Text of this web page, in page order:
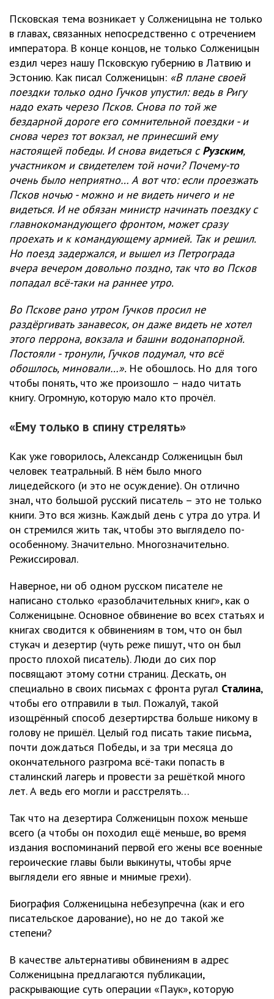
Псковская тема возникает у Солженицына не только
в главах, связанных непосредственно с отречением
императора. В конце концов, не только Солженицын
ездил через нашу Псковскую губернию в Латвию и
Эстонию. Как писал Солженицын: «В плане своей
поездки только одно Гучков упустил: ведь в Ригу
надо ехать черезо Псков. Снова по той же
бездарной дороге его сомнительной поездки - и
снова через тот вокзал, не принесший ему
настоящей победы. И снова видеться сРузским,
участником и свидетелем той ночи? Почему-то
очень было неприятно… А вот что: если проезжать
Псков ночью - можно и не видеть ничего и не
видеться. И не обязан министр начинать поездку с
главнокомандующего фронтом, может сразу
проехать и к командующему армией. Так и решил.
Но поезд задержался, и вышел из Петрограда
вчера вечером довольно поздно, так что во Псков
попадал всё-таки на раннее утро.
Во Пскове рано утром Гучков просил не
раздёргивать занавесок, он даже видеть не хотел
этого перрона, вокзала и башни водонапорной.
Постояли - тронули, Гучков подумал, что всё
обошлось, миновали…». Не обошлось. Но для того
чтобы понять, что же произошло – надо читать
книгу. Огромную, которую мало кто прочёл.
«Ему только в спину стрелять»
Как уже говорилось, Александр Солженицын был
человек театральный. В нём было много
лицедейского (и это не осуждение). Он отлично
знал, что большой русский писатель – это не только
книги. Это вся жизнь. Каждый день с утра до утра. И
он стремился жить так, чтобы это выглядело по-
особенному. Значительно. Многозначительно.
Режиссировал.
Наверное, ни об одном русском писателе не
написано столько «разоблачительных книг», как о
Солженицыне. Основное обвинение во всех статьях и
книгах сводится к обвинениям в том, что он был
стукач и дезертир (чуть реже пишут, что он был
просто плохой писатель). Люди до сих пор
посвящают этому сотни страниц. Дескать, он
специально в своих письмах с фронта ругал Сталина,
чтобы его отправили в тыл. Пожалуй, такой
изощрённый способ дезертирства больше никому в
голову не пришёл. Целый год писать такие письма,
почти дождаться Победы, и за три месяца до
окончательного разгрома всё-таки попасть в
сталинский лагерь и провести за решёткой много
лет. А ведь его могли и расстрелять…
Так что на дезертира Солженицын похож меньше
всего (а чтобы он походил ещё меньше, во время
издания воспоминаний первой его жены все военные
героические главы были выкинуты, чтобы ярче
выглядели его явные и мнимые грехи).
Биография Солженицына небезупречна (как и его
писательское дарование), но не до такой же
степени?
В качестве альтернативы обвинениям в адрес
Солженицына предлагаются публикации,
раскрывающие суть операции «Паук», которую